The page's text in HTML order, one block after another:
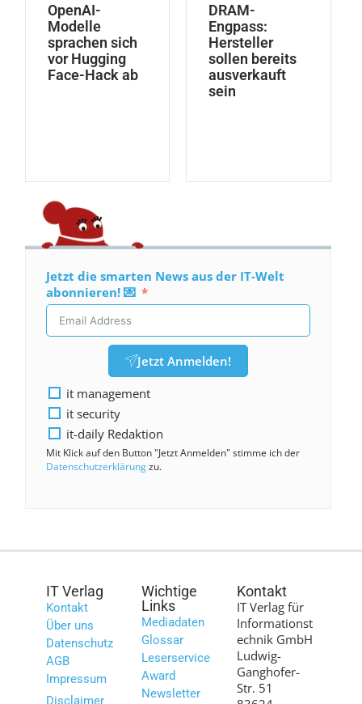
OpenAI-
Modelle
sprachen sich
vor Hugging
Face-Hack ab
DRAM-
Engpass:
Hersteller
sollen bereits
ausverkauft
sein
Jetzt die smarten News aus der IT-Welt
abonnieren! 💌
Jetzt Anmelden!
it management
it security
it-daily Redaktion
Mit Klick auf den Button "Jetzt Anmelden" stimme ich der
Datenschutzerklärungzu.
IT Verlag
Kontakt
Über uns
Datenschutz
AGB
Impressum
Disclaimer
Wichtige
Links
Mediadaten
Glossar
Leserservice
Award
Newsletter
Kontakt
IT Verlag für
Informationst
echnik GmbH
Ludwig-
Ganghofer-
Str. 51